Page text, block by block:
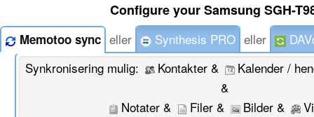
Configure your Samsung SGH-
Memotoo sync eller Synthesis PRO eller
Synkronisering mulig:
Kontakter &
Kalender /
&
Notater &
Filer & Bilder &